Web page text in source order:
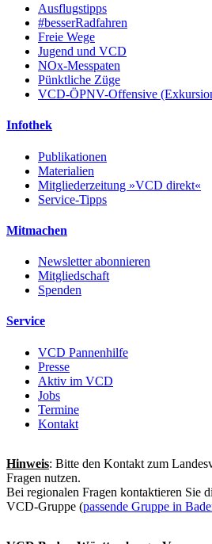
Ausflugstipps
#besserRadfahren
Freie Wege
Jugend und VCD
NOx-Messpaten
Pünktliche Züge
VCD-ÖPNV-Offensive
Infothek
Publikationen
Materialien
Mitgliederzeitung »VCD direkt«
Service-Tipps
Mitmachen
Newsletter abonnieren
Mitgliedschaft
Spenden
Service
VCD Pannenhilfe
Presse
Aktiv im VCD
Jobs
Termine
Kontakt
Hinweis: Bitte den Kontakt zum
Fragen nutzen.
Bei regionalen Fragen kontaktieren Sie
VCD-Gruppe (passende Gruppe in